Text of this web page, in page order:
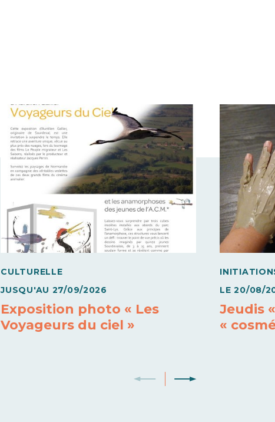
CULTURELLE
JUSQU'AU 27/09/2026
Exposition photo « Les
Voyageurs du ciel »
LE 20/08/
Jeudis
«